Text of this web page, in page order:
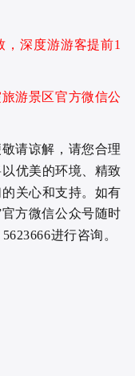
深度游游客提前1
游景区官方微信公
请谅解，请您合理
优美的环境、精致
关心和支持。如有
方微信公众号随时
进行咨询。